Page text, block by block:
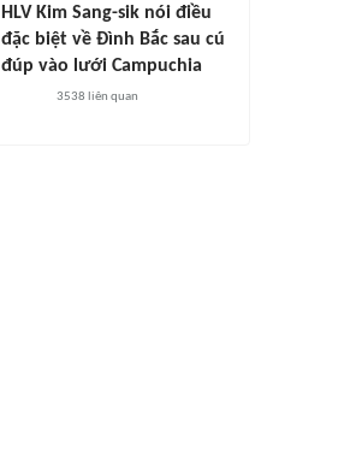
HLV Kim Sang-sik nói điều
đặc biệt về Đình Bắc sau cú
đúp vào lưới Campuchia
3538 liên quan